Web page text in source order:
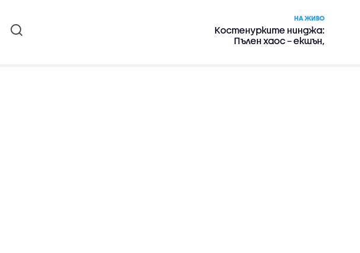
НА ЖИВО
Костенурките нинджа:
Пълен хаос – екшън,